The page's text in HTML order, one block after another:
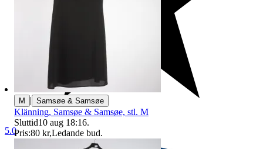
5.0
M | Samsøe & Samsøe
Klänning, Samsøe & Samsøe, stl. M
Sluttid10 aug 18:16.
Pris:80 kr,Ledande bud.